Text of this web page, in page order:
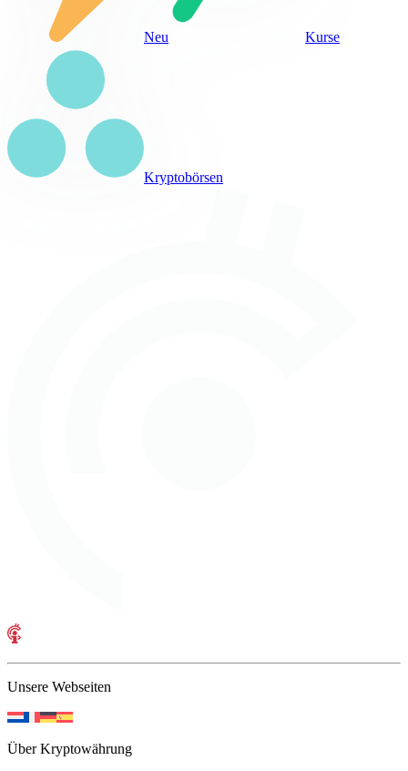
Neu Kurse
Kryptobörsen
Unsere Webseiten
Über Kryptowährung